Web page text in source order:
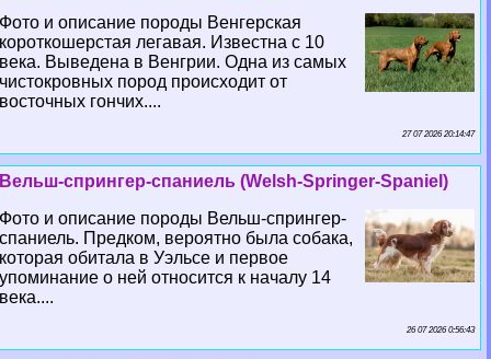
Фото и описание породы Венгерская
короткошерстая легавая. Известна с 10
века. Выведена в Венгрии. Одна из самых
чистокровных пород происходит от
восточных гончих....
27 07 2026 20:14:47
Вельш-спрингер-спаниель (Welsh-Springer-Spaniel)
Фото и описание породы Вельш-спрингер-
спаниель. Предком, вероятно была собака,
которая обитала в Уэльсе и первое
упоминание о ней относится к началу 14
века....
26 07 2026 0:56:43